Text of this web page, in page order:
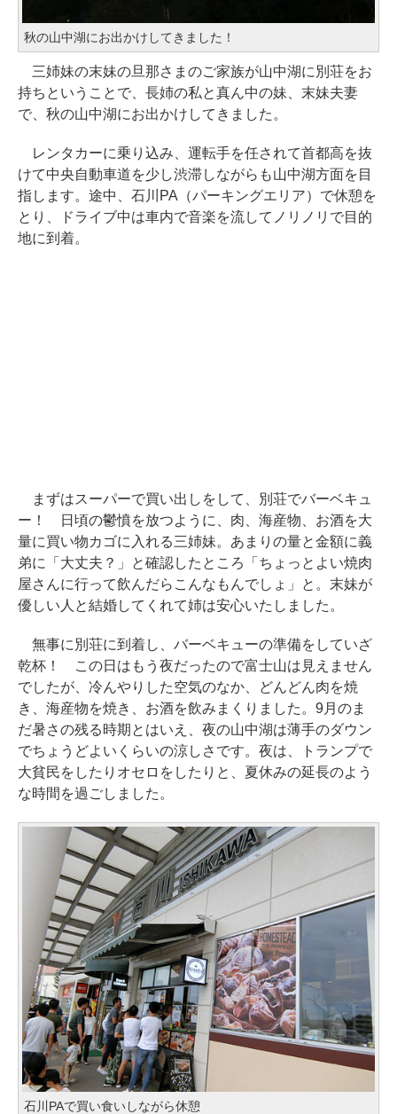
秋の山中湖にお出かけしてきました！
三姉妹の末妹の旦那さまのご家族が山中湖に別荘をお
持ちということで、長姉の私と真ん中の妹、末妹夫妻
で、秋の山中湖にお出かけしてきました。
レンタカーに乗り込み、運転手を任されて首都高を抜
けて中央自動車道を少し渋滞しながらも山中湖方面を目
指します。途中、石川PA（パーキングエリア）で休憩を
とり、ドライブ中は車内で音楽を流してノリノリで目的
地に到着。
まずはスーパーで買い出しをして、別荘でバーベキュ
ー！ 日頃の鬱憤を放つように、肉、海産物、お酒を大
量に買い物カゴに入れる三姉妹。あまりの量と金額に義
弟に「大丈夫？」と確認したところ「ちょっとよい焼肉
屋さんに行って飲んだらこんなもんでしょ」と。末妹が
優しい人と結婚してくれて姉は安心いたしました。
無事に別荘に到着し、バーベキューの準備をしていざ
乾杯！ この日はもう夜だったので富士山は見えません
でしたが、冷んやりした空気のなか、どんどん肉を焼
き、海産物を焼き、お酒を飲みまくりました。9月のま
だ暑さの残る時期とはいえ、夜の山中湖は薄手のダウン
でちょうどよいくらいの涼しさです。夜は、トランプで
大貧民をしたりオセロをしたりと、夏休みの延長のよう
な時間を過ごしました。
石川PAで買い食いしながら休憩